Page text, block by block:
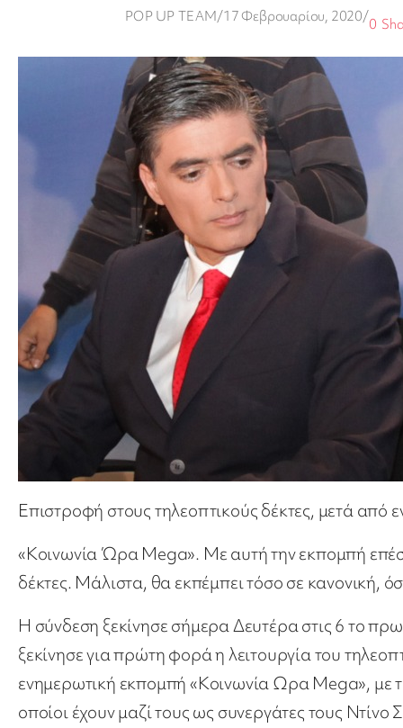
POP UP TEAM/17 Φεβρουαρίου, 2020/0
Επιστροφή στους τηλεοπτικούς δέκτες, μετά από
«Κοινωνία Ώρα Mega». Με αυτή την εκπομπή
δέκτες. Μάλιστα, θα εκπέμπει τόσο σε κανονική,
Η σύνδεση ξεκίνησε σήμερα Δευτέρα στις 6 το
ξεκίνησε για πρώτη φορά η λειτουργία του
ενημερωτική εκπομπή «Κοινωνία Ωρα Mega», με
οποίοι έχουν μαζί τους ως συνεργάτες τους